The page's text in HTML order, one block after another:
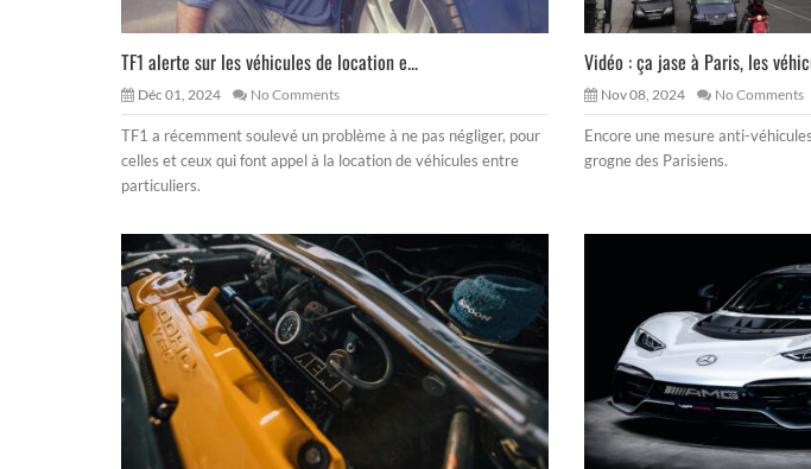
TF1 alerte sur les véhicules de location e...
Déc 01, 2024 No Comments
TF1 a récemment soulevé un problème à ne pas négliger, pour
celles et ceux qui font appel à la location de véhicules entre
particuliers.
Vidéo : ça jase à Paris, les
Nov 08, 2024 No Comments
Encore une mesure anti-
grogne des Parisiens.